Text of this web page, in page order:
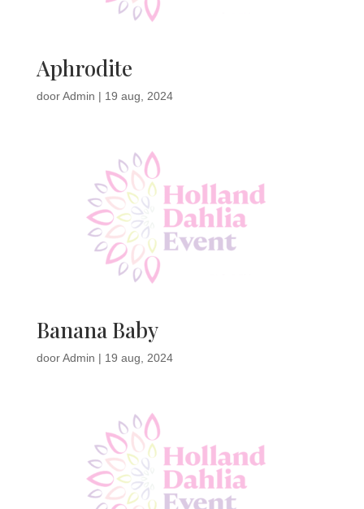
Aphrodite
doorAdmin | 19 aug, 2024
Banana Baby
doorAdmin | 19 aug, 2024